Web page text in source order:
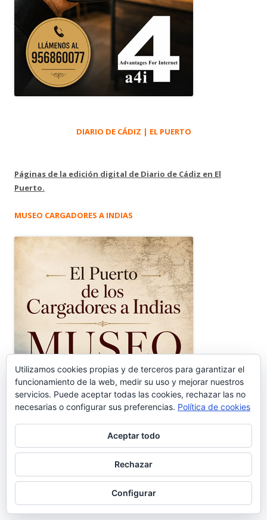
DIARIO DE CÁDIZ | EL PUERTO
Páginas de la edición digital de Diario de Cádiz en El
Puerto.
MUSEO CARGADORES A INDIAS
Utilizamos cookies propias y de terceros para garantizar el
funcionamiento de la web, medir su uso y mejorar nuestros
servicios. Puede aceptar todas las cookies, rechazar las no
necesarias o configurar sus preferencias. Política de cookies
Aceptar todo
Rechazar
Configurar